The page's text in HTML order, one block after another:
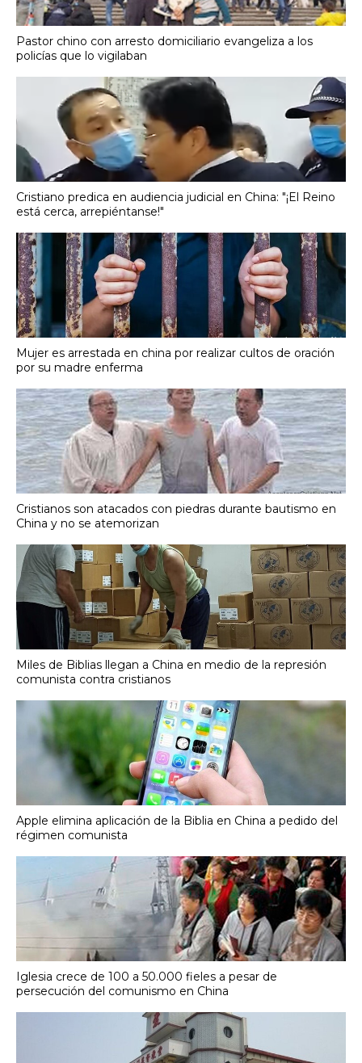
Pastor chino con arresto domiciliario evangeliza a los
policías que lo vigilaban
Cristiano predica en audiencia judicial en China: "¡El Reino
está cerca, arrepiéntanse!"
Mujer es arrestada en china por realizar cultos de oración
por su madre enferma
Cristianos son atacados con piedras durante bautismo en
China y no se atemorizan
Miles de Biblias llegan a China en medio de la represión
comunista contra cristianos
Apple elimina aplicación de la Biblia en China a pedido del
régimen comunista
Iglesia crece de 100 a 50.000 fieles a pesar de
persecución del comunismo en China